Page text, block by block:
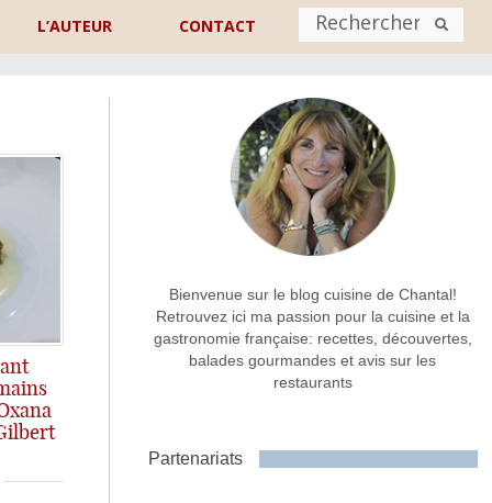
L’AUTEUR CONTACT
Nom
Commentaire ou message *
dîner haut de gamme!
Bienvenue sur le blog cuisine de Chantal!
Retrouvez ici ma passion pour la cuisine et la
gastronomie française: recettes, découvertes,
balades gourmandes et avis sur les
restaurants
Partenariats